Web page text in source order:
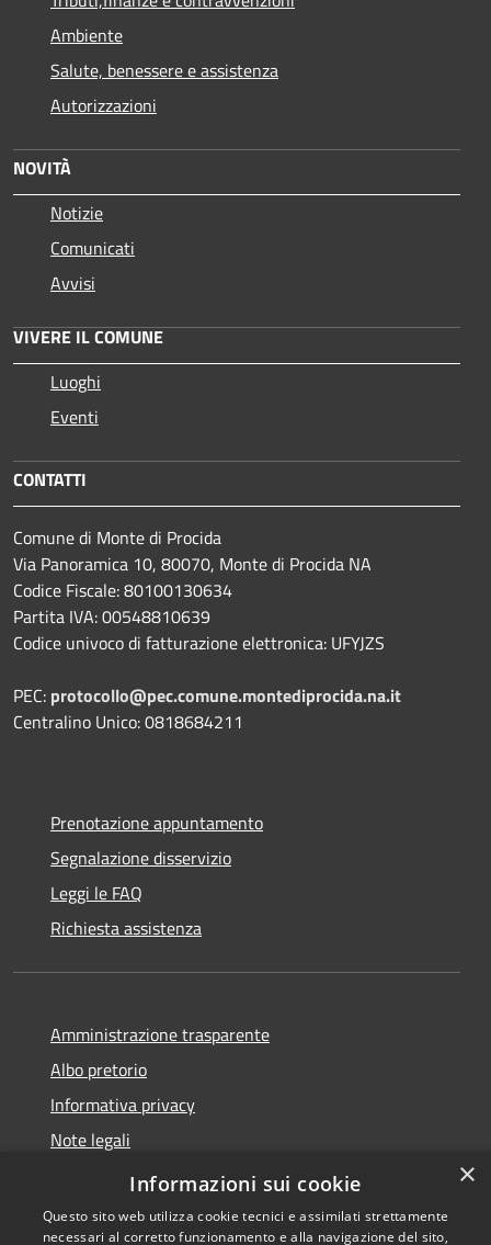
Ambiente
Salute, benessere e assistenza
Autorizzazioni
NOVITÀ
Notizie
Comunicati
Avvisi
VIVERE IL COMUNE
Luoghi
Eventi
CONTATTI
Comune di Monte di Procida
Via Panoramica 10, 80070, Monte di Procida NA
Codice Fiscale: 80100130634
Partita IVA: 00548810639
Codice univoco di fatturazione elettronica: UFYJZS
PEC: protocollo@pec.comune.montediprocida.na.it
Centralino Unico:0818684211
Prenotazione appuntamento
Segnalazione disservizio
Leggi le FAQ
Richiesta assistenza
Amministrazione trasparente
Albo pretorio
Informativa privacy
Note legali
Dichiarazione di accessibilità
×
Informazioni sui cookie
Questo sito web utilizza cookie tecnici e assimilati strettamente
necessari al corretto funzionamento e alla navigazione del sito,